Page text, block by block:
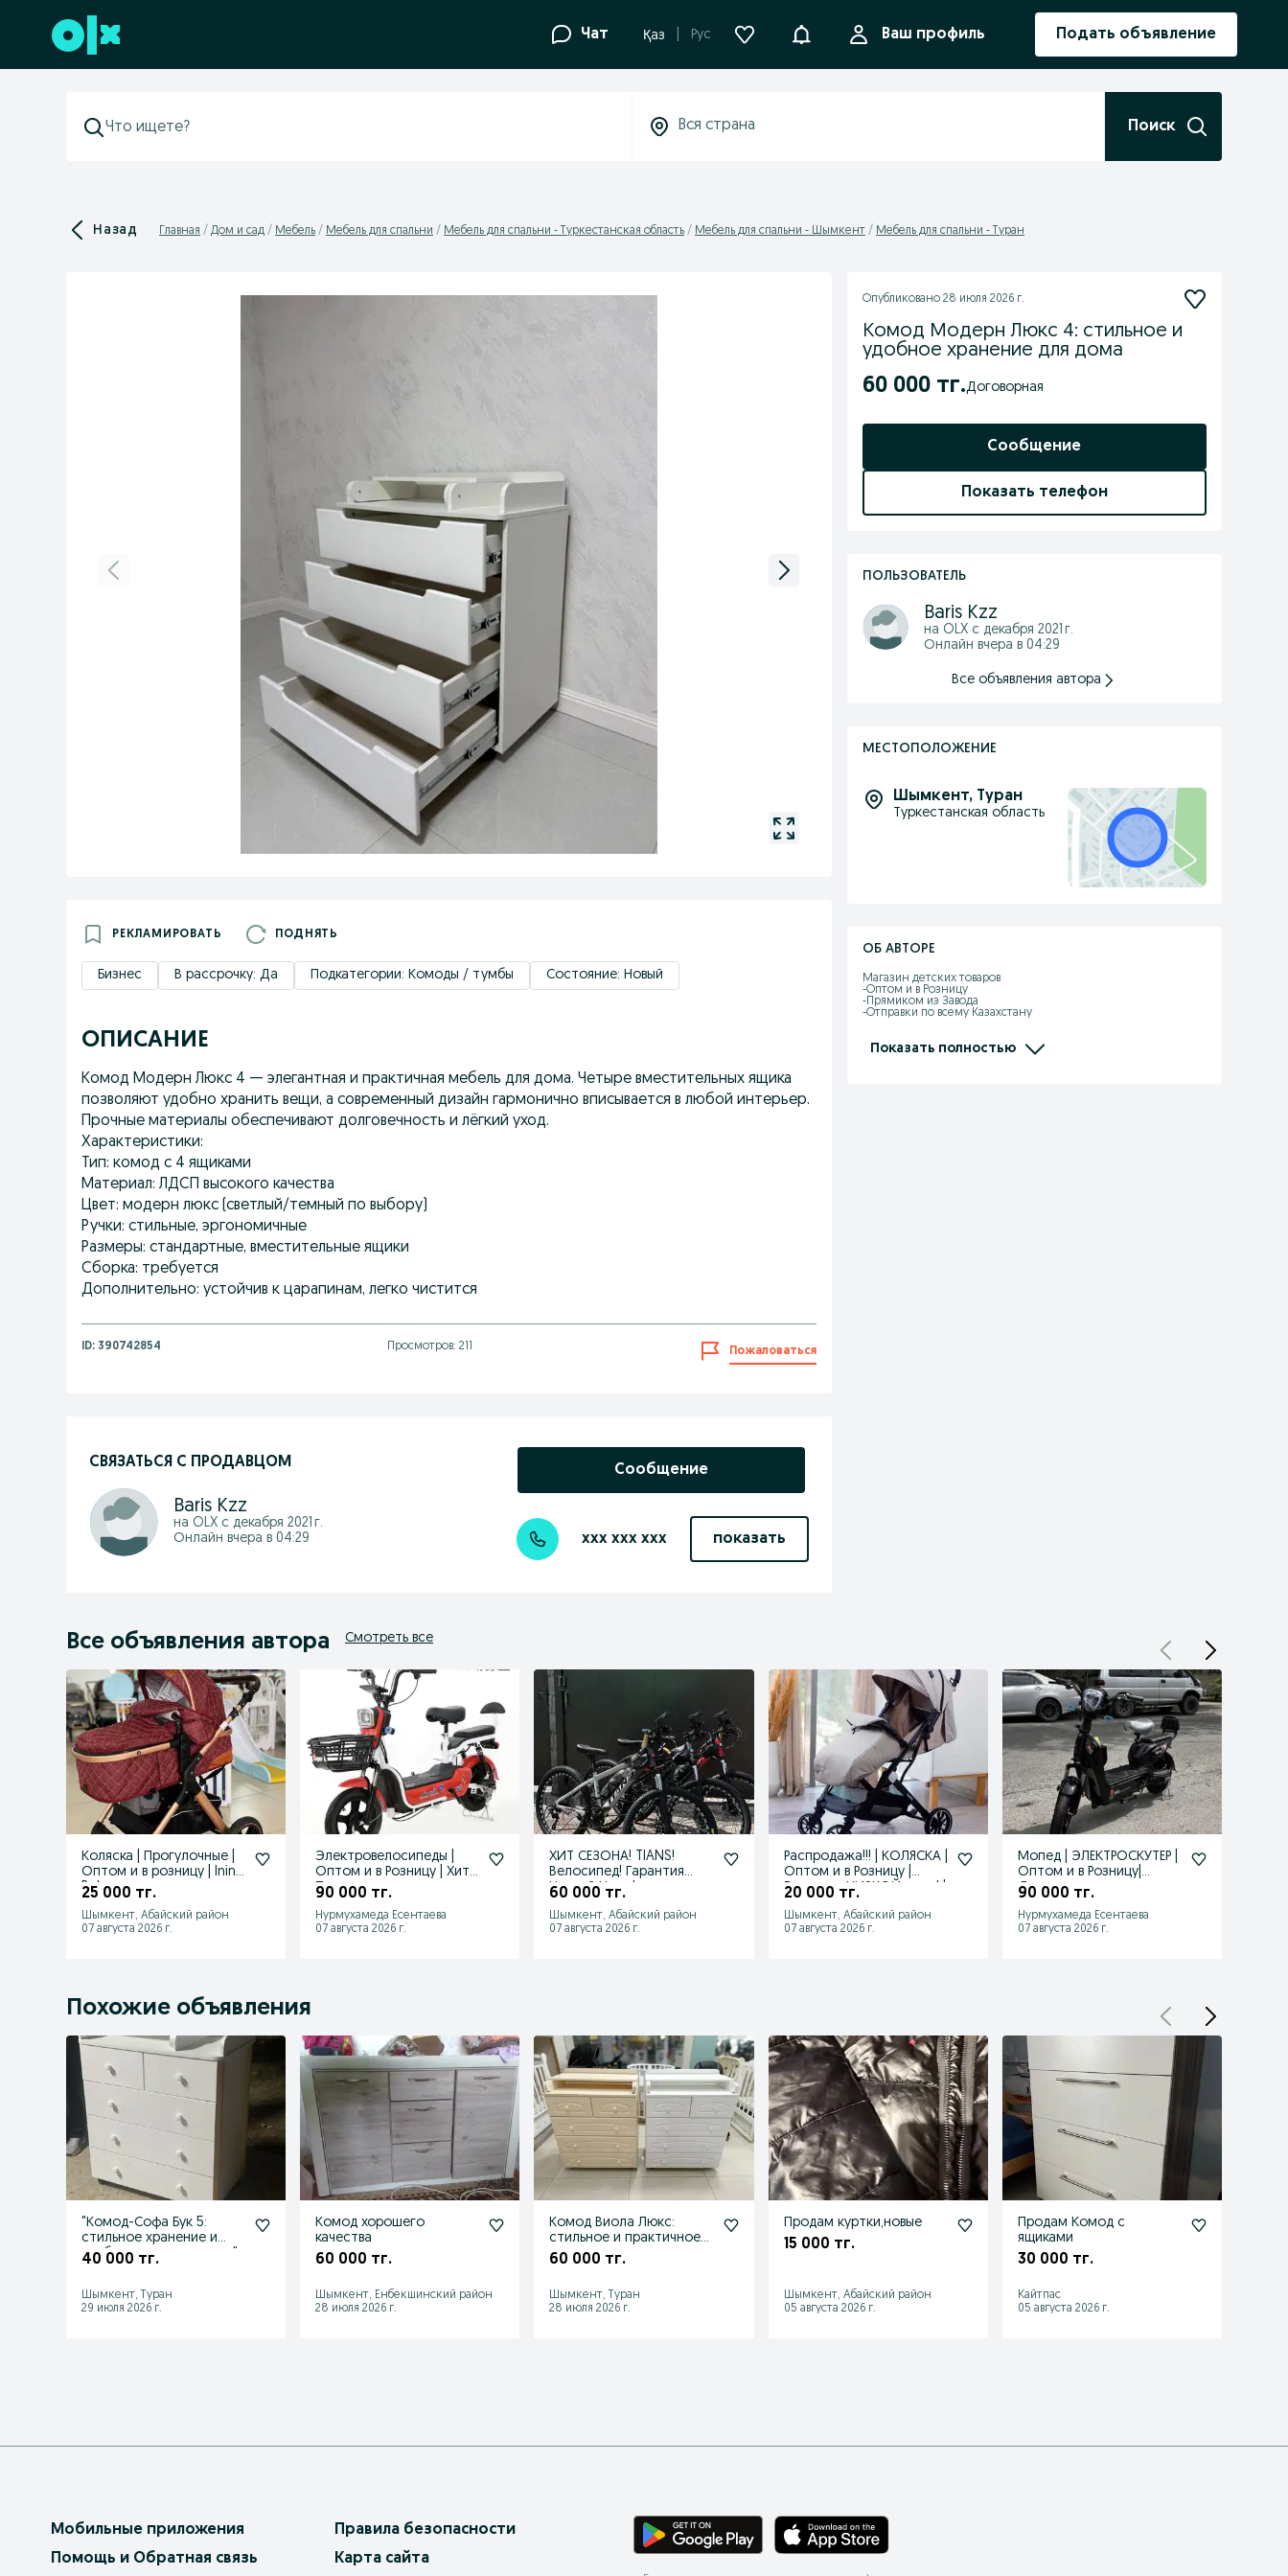
Перейти к нижнему колонтитулу Чат Қаз Рус УведомленияВаш профиль Подать объявление
Поиск
Назад Главная Дом и сад Мебель Мебель для спальни Мебель для спальни - Туркестанская область Мебель для спальни - Шымкент Мебель для спальни - Туран
РЕКЛАМИРОВАТЬ ПОДНЯТЬ
Бизнес В рассрочку: Да Подкатегории: Комоды / тумбы Состояние: Новый
ОПИСАНИЕ
Комод Модерн Люкс 4 — элегантная и практичная мебель для дома. Четыре вместительных ящика
позволяют удобно хранить вещи, а современный дизайн гармонично вписывается в любой интерьер.
Прочные материалы обеспечивают долговечность и лёгкий уход.
Характеристики:
Тип: комод с 4 ящиками
Материал: ЛДСП высокого качества
Цвет: модерн люкс (светлый/темный по выбору)
Ручки: стильные, эргономичные
Размеры: стандартные, вместительные ящики
Сборка: требуется
Дополнительно: устойчив к царапинам, легко чистится
ID: 390742854 Просмотров: 211 Пожаловаться
СВЯЗАТЬСЯ С ПРОДАВЦОМ
Baris Kzz
на OLX с декабря 2021 г.
Онлайн вчера в 04:29
Сообщение
xxx xxx xxx показать
Опубликовано 28 июля 2026 г.
Комод Модерн Люкс 4: стильное и
удобное хранение для дома
60 000 тг. Договорная
Сообщение
Показать телефон
ПОЛЬЗОВАТЕЛЬ
Baris Kzz
на OLX с декабря 2021 г.
Онлайн вчера в 04:29
Все объявления автора
МЕСТОПОЛОЖЕНИЕ
Шымкент, Туран
Туркестанская область
ОБ АВТОРЕ
Магазин детских товаров
-Оптом и в Розницу
-Прямиком из Завода
-Отправки по всему Казахстану
-Без выходных с 10:00-22:00
-Доставка по городу Шымкент бесплатно
Показать полностью
Все объявления автора Смотреть все
Коляска | Прогулочные |
Оптом и в розницу | Ining
Baby
25 000 тг.
Шымкент, Абайский район
07 августа 2026 г.
Электровелосипеды |
Оптом и в Розницу | Хит
Продажа
90 000 тг.
Нурмухамеда Есентаева
07 августа 2026 г.
ХИТ СЕЗОНА! TIANS!
Велосипед! Гарaнтия
Низкой Цены!
60 000 тг.
Шымкент, Абайский район
07 августа 2026 г.
Распродажа!!! | КОЛЯСКА |
Оптом и в Розницу |
Гарантия НИЗКОЙ цены! |
20 000 тг.
Шымкент, Абайский район
07 августа 2026 г.
Мопед | ЭЛЕКТРОСКУТЕР |
Оптом и в Розницу|
Доставка есть
90 000 тг.
Нурмухамеда Есентаева
07 августа 2026 г.
Похожие объявления
"Комод-Софа Бук 5:
стильное хранение и
удобство в вашем доме"
40 000 тг.
Шымкент, Туран
29 июля 2026 г.
Комод хорошего
качества
60 000 тг.
Шымкент, Енбекшинский район
28 июля 2026 г.
Комод Виола Люкс:
стильное и практичное
хранение для вашего
60 000 тг.
Шымкент, Туран
28 июля 2026 г.
Продам куртки,новые
15 000 тг.
Шымкент, Абайский район
05 августа 2026 г.
Продам Комод с
ящиками
30 000 тг.
Кайтпас
05 августа 2026 г.
Мобильные приложения
Помощь и Обратная связь
Правила безопасности
Карта сайта